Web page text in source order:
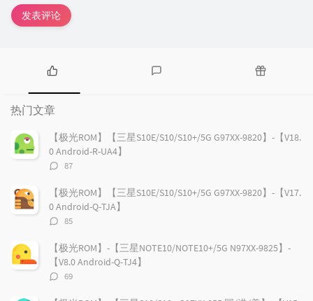
发表评论
热
门
文
章
论
章
热门文章
【极光ROM】【三星S10E/S10/S10+/5G G97XX-9820】-【V18.
0 Android-R-UA4】
评
数：
87
【极光ROM】【三星S10E/S10/S10+/5G G97XX-9820】-【V17.
0 Android-Q-TJA】
评
数：
85
【极光ROM】-【三星NOTE10/NOTE10+/5G N97XX-9825】-
【V8.0 Android-Q-TJ4】
评
69